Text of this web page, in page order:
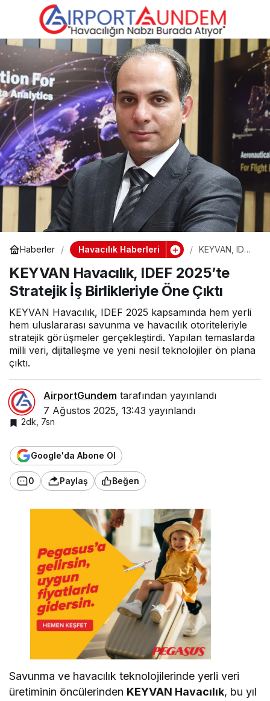
Haberler Havacılık Haberleri
KEYVAN, IDEF
Uluslararası İş
Birliklerini
Güçlendirdi
KEYVAN Havacılık, IDEF 2025’te
Stratejik İş Birlikleriyle Öne Çıktı
KEYVAN Havacılık, IDEF 2025 kapsamında hem yerli
hem uluslararası savunma ve havacılık otoriteleriyle
stratejik görüşmeler gerçekleştirdi. Yapılan temaslarda
milli veri, dijitalleşme ve yeni nesil teknolojiler ön plana
çıktı.
AirportGundem tarafından yayınlandı
7 Ağustos 2025, 13:43 yayınlandı
2dk, 7sn
Google'da Abone Ol
0 Paylaş Beğen
Savunma ve havacılık teknolojilerinde yerli veri
üretiminin öncülerinden KEYVAN Havacılık, bu yıl
Pegasus ve
Wyndham’dan
Sadakatte Yeni Dönem!
0